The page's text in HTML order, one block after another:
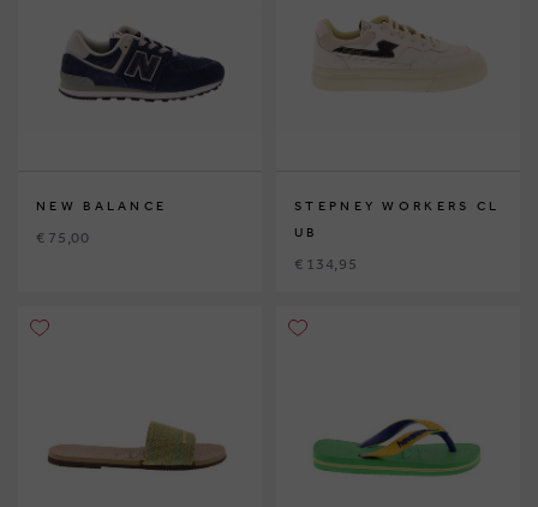
NEW BALANCE
€ 75,00
STEPNEY WORKERS CL
UB
€ 134,95